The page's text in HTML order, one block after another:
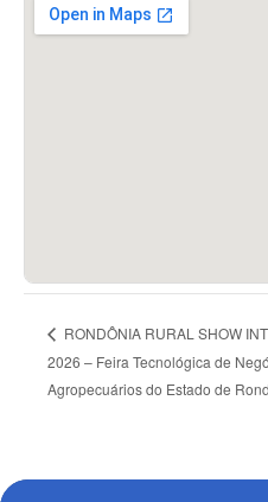
RONDÔNIA RURAL SHOW
2026 – Feira Tecnológica de
Agropecuários do Estado de